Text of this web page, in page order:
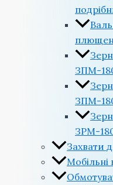
ЗПМ-
ЗПМ-
ЗРМ-
Захвати
Мобільні